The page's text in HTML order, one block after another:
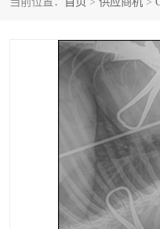
C型臂
管道焊缝探伤X光机DR